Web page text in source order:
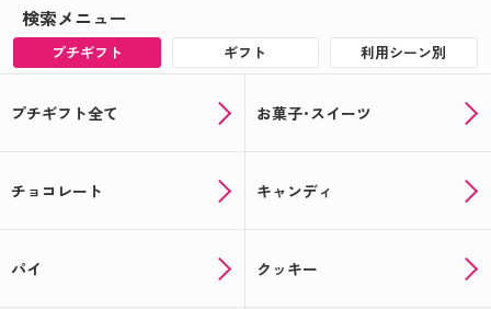
検索メニュー
プチギフト ギフト 利用シーン別
プチギフト全て お菓子･スイーツ
チョコレート キャンディ
パイ クッキー